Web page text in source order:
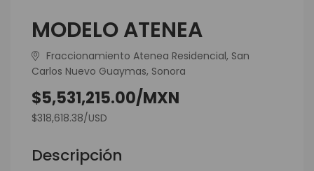
MODELO ATENEA
Fraccionamiento Atenea Residencial, San
Carlos Nuevo Guaymas, Sonora
$5,531,215.00/MXN
$318,618.38/USD
Descripción